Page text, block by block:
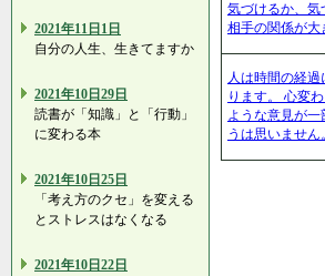
2021年11日1日
自分の人生、生きてますか
2021年10日29日
読書が「知識」と「行動」
に変わる本
2021年10日25日
「考え方のクセ」を変える
とストレスはなくなる
2021年10日22日
気づけるか、気
相手の関係が大
人は時間の経
ります。 心変
ような意見が一
うは思いませ